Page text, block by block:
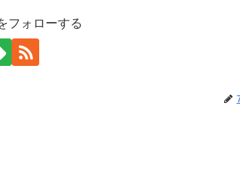
フォローする